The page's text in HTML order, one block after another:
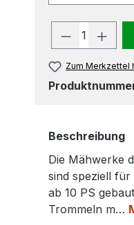
Produkt
Zum Merkzettel
Beschreibung
Die Mähwerke
sind speziell
ab 10 PS
Trommeln m…